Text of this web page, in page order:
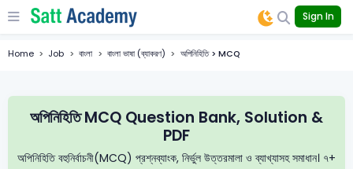
Sign In
Home Job বাংলা বাংলা ভাষা (ব্যাকরণ) অপিনিহিতি > MCQ
অপিনিহিতি MCQ Question Bank, Solution &
PDF
অপিনিহিতি বহুনির্বাচনী(MCQ) প্রশ্নব্যাংক, নির্ভুল উত্তরমালা ও ব্যাখ্যাসহ সমাধান। ৭+